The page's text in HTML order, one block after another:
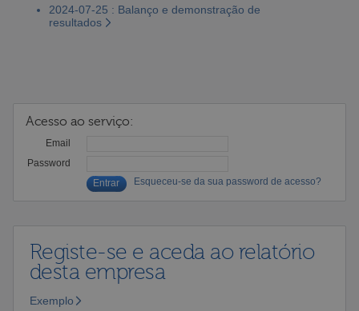
2024-07-25 : Balanço e demonstração de
resultados
Acesso ao serviço:
Email
Password
Esqueceu-se da sua password de acesso?
Registe-se e aceda ao relatório
desta empresa
Exemplo